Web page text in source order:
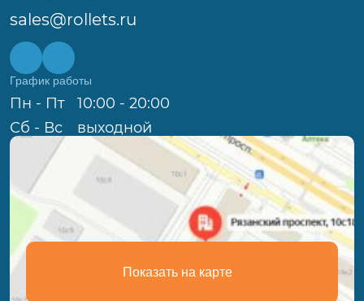
sales@rollets.ru
График работы
Пн - Пт
10:00 - 20:00
Сб - Вс
выходной
Показать на карте